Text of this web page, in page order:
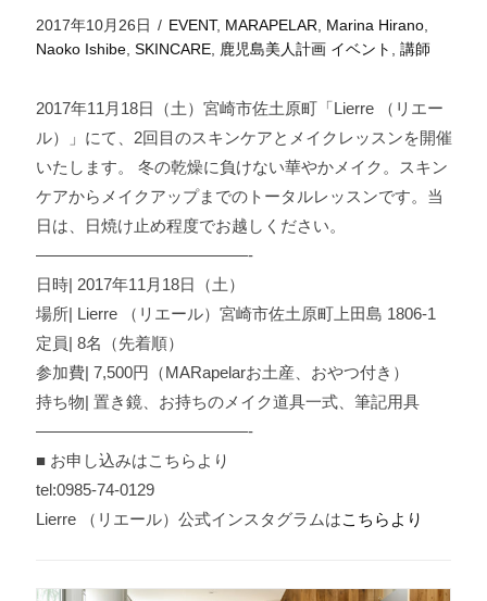
2017年10月26日 / EVENT, MARAPELAR Marina Hirano,
Naoko Ishibe, SKINCARE, 鹿児島美人計画 イベント 講師
2017年11月18日（土）宮崎市佐土原町「Lierre （リエー
ル）」にて、2回目のスキンケアとメイクレッスンを開催
いたします。 冬の乾燥に負けない華やかメイク。スキン
ケアからメイクアップまでのトータルレッスンです。当
日は、日焼け止め程度でお越しください。
—————————————-
日時| 2017年11月18日（土）
場所| Lierre （リエール）宮崎市佐土原町上田島 1806-1
定員| 8名（先着順）
参加費| 7,500円（MARapelarお土産、おやつ付き）
持ち物| 置き鏡、お持ちのメイク道具一式、筆記用具
—————————————-
■ お申し込みはこちらより
tel:0985-74-0129
Lierre （リエール）公式インスタグラムはこちらより